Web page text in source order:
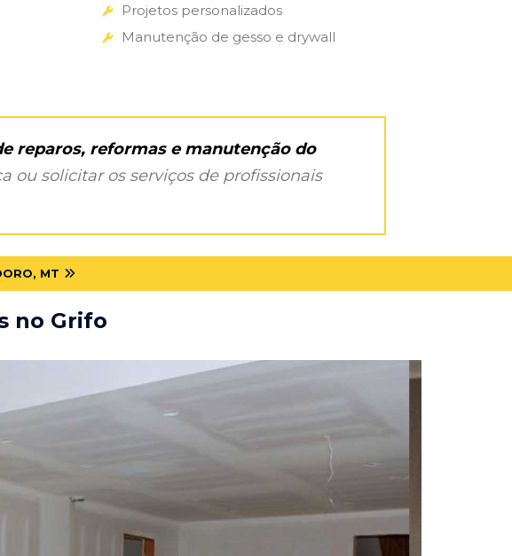
Projetos personalizados
Manutenção de gesso e drywall
reparos, reformas e manutenção do
ou solicitar os serviços de profissionais
MT
no Grifo